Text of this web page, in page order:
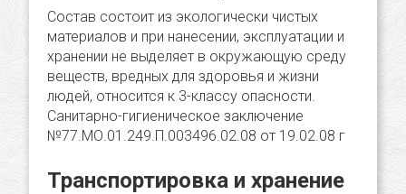
Состав состоит из экологически чистых
материалов и при нанесении, эксплуатации и
хранении не выделяет в окружающую среду
веществ, вредных для здоровья и жизни
людей, относится к 3-классу опасности.
Санитарно-гигиеническое заключение
№77.МО.01.249.П.003496.02.08 от 19.02.08 г
Транспортировка и хранение